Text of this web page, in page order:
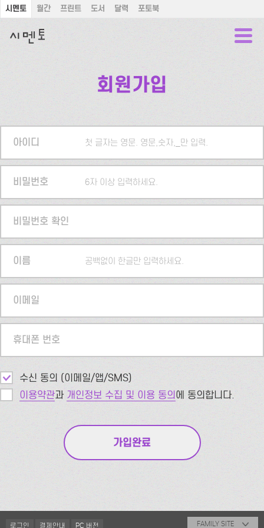
시멘토 월간 프린트 도서 달력 포토북
회원가입
아이디 첫 글자는 영문. 영문,숫자,_만 입력.
비밀번호 6자 이상 입력하세요.
비밀번호 확인
이름 공백없이 한글만 입력하세요.
이메일
휴대폰 번호
수신 동의 (이메일/앱/SMS)
이용약관과 개인정보 수집 및 이용 동의에 동의합니다.
로그인 결제안내 PC 버전 FAMILY SITE